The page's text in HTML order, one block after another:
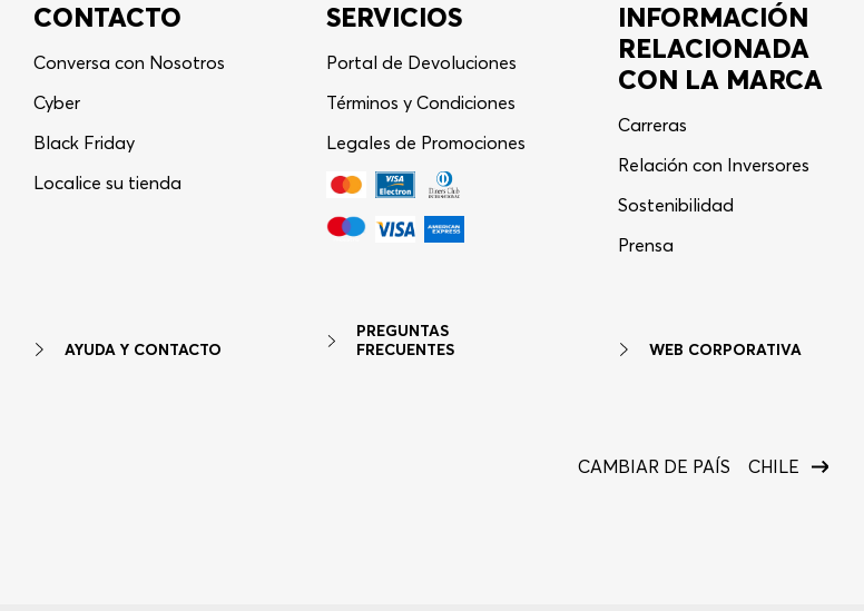
CONTACTO
Conversa con Nosotros
Cyber
Black Friday
Localice su tienda
AYUDA Y CONTACTO
SERVICIOS
Portal de Devoluciones
Términos y Condiciones
Legales de Promociones
PREGUNTAS
FRECUENTES
INFORMACIÓN
RELACIONADA
CON LA MARCA
Carreras
Relación con Inversores
Sostenibilidad
Prensa
WEB CORPORATIVA
CAMBIAR DE PAÍS CHILE